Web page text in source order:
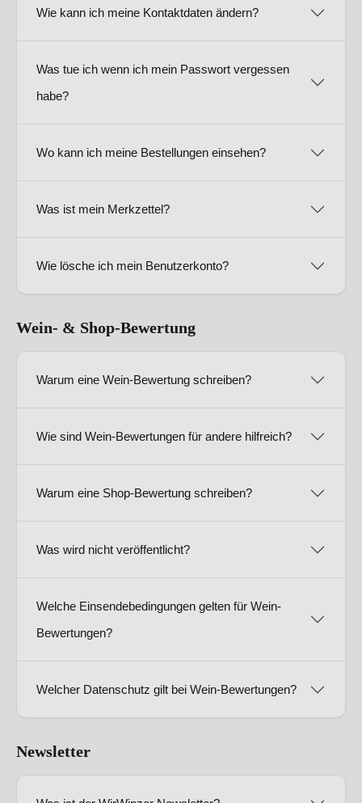
Wie kann ich meine Kontaktdaten ändern?
Was tue ich wenn ich mein Passwort vergessen
habe?
Wo kann ich meine Bestellungen einsehen?
Was ist mein Merkzettel?
Wie lösche ich mein Benutzerkonto?
Wein- & Shop-Bewertung
Warum eine Wein-Bewertung schreiben?
Wie sind Wein-Bewertungen für andere hilfreich?
Warum eine Shop-Bewertung schreiben?
Was wird nicht veröffentlicht?
Welche Einsendebedingungen gelten für Wein-
Bewertungen?
Welcher Datenschutz gilt bei Wein-Bewertungen?
Newsletter